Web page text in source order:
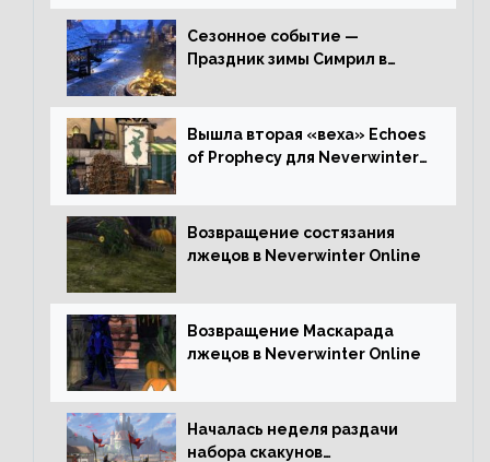
Сезонное событие —
Праздник зимы Симрил в
Вышла вторая «веха» Echoes
of Prophecy для Neverwinter
Возвращение состязания
лжецов в Neverwinter Online
Возвращение Маскарада
лжецов в Neverwinter Online
Началась неделя раздачи
набора скакунов